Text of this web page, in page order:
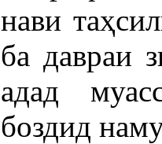
нави
ба давраи
адад
боздид